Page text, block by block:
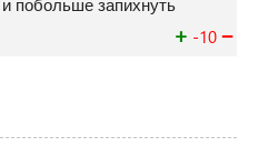
побольше запихнуть
+ -10 −